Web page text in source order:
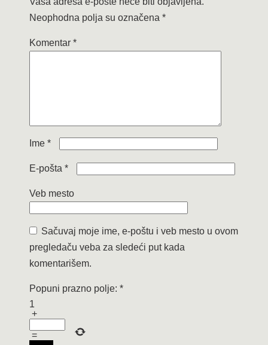
Neophodna polja su označena *
Komentar *
Ime *
E-pošta *
Veb mesto
Sačuvaj moje ime, e-poštu i veb mesto u ovom
pregledaču veba za sledeći put kada
komentarišem.
Popuni prazno polje: *
1
+
=